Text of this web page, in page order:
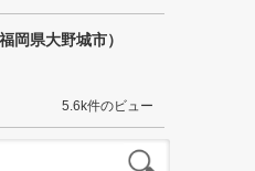
岡県大野城市）
5.6k件のビュー